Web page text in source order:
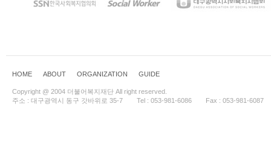
HOME ABOUT ORGANIZATION GUIDE
Copyright @ 2004 더불어복지재단 All right reserved.
주소 : 대구광역시 동구 갓바위로 35-7
Tel : 053-981-6086 Fax : 053-981-6087